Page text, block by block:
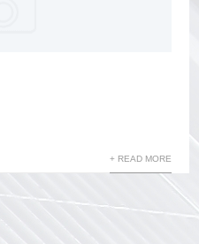
+ READ MORE